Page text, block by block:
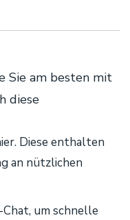
Sie am besten mit
diese
Diese enthalten
an nützlichen
Chat, um schnelle